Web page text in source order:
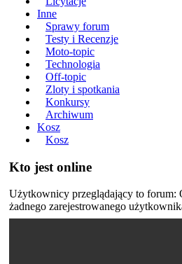
Inne
Sprawy forum
Testy i Recenzje
Moto-topic
Technologia
Off-topic
Zloty i spotkania
Konkursy
Archiwum
Kosz
Kosz
Kto jest online
Użytkownicy przeglądający to forum:
żadnego zarejestrowanego